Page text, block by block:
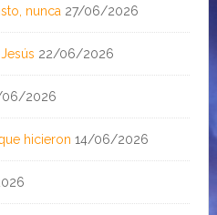
nunca 27/06/2026
22/06/2026
06/2026
hicieron 14/06/2026